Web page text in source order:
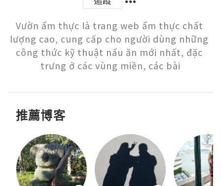
Vườn ẩm thực là trang web ẩm thực chất
lượng cao, cung cấp cho người dùng những
công thức kỹ thuật nấu ăn mới nhất, đặc
trưng ở các vùng miền, các bài
推薦博客